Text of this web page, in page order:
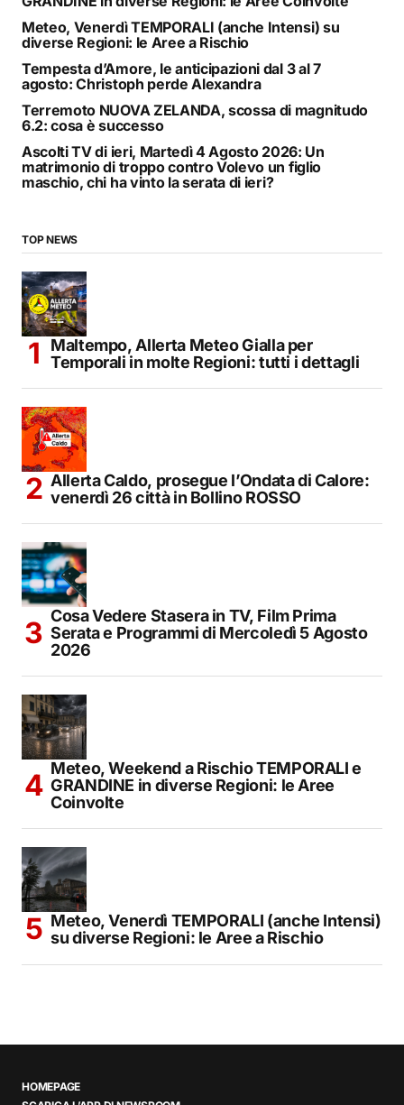
Meteo, Venerdì TEMPORALI (anche Intensi) su
diverse Regioni: le Aree a Rischio
Tempesta d’Amore, le anticipazioni dal 3 al 7
agosto: Christoph perde Alexandra
Terremoto NUOVA ZELANDA, scossa di magnitudo
6.2: cosa è successo
Ascolti TV di ieri, Martedì 4 Agosto 2026: Un
matrimonio di troppo contro Volevo un figlio
maschio, chi ha vinto la serata di ieri?
TOP NEWS
Maltempo, Allerta Meteo Gialla per
Temporali in molte Regioni: tutti i dettagli
Allerta Caldo, prosegue l’Ondata di Calore:
venerdì 26 città in Bollino ROSSO
Cosa Vedere Stasera in TV, Film Prima
Serata e Programmi di Mercoledì 5 Agosto
2026
Meteo, Weekend a Rischio TEMPORALI e
GRANDINE in diverse Regioni: le Aree
Coinvolte
Meteo, Venerdì TEMPORALI (anche Intensi)
su diverse Regioni: le Aree a Rischio
HOMEPAGE